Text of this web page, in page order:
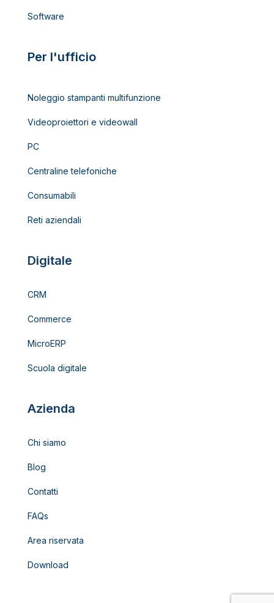
Software
Per l'ufficio
Noleggio stampanti multifunzione
Videoproiettori e videowall
PC
Centraline telefoniche
Consumabili
Reti aziendali
Digitale
CRM
Commerce
MicroERP
Scuola digitale
Azienda
Chi siamo
Blog
Contatti
FAQs
Area riservata
Download